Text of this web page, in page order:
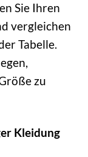
Sie Ihren
vergleichen
Tabelle.
zu
Kleidung